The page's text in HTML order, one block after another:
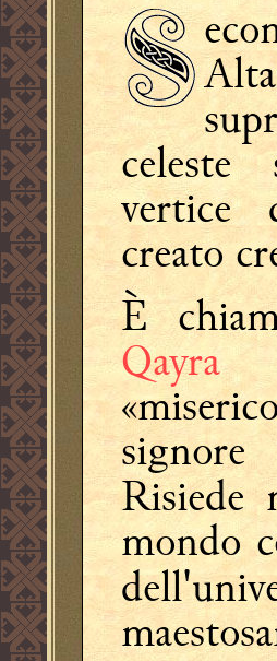
creato
È
Qayra
Risiede
mondo